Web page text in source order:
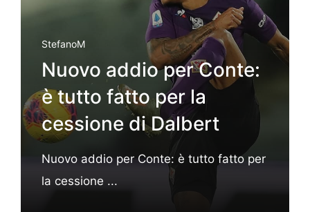
StefanoM
Nuovo addio per Conte:
è tutto fatto per la
cessione di Dalbert
Nuovo addio per Conte: è tutto fatto per
la cessione ...